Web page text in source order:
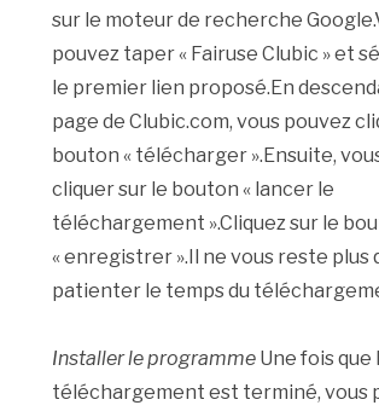
sur le moteur de recherche
pouvez taper « Fairuse Clubic » et
le premier lien proposé.En
page de Clubic.com, vous pouvez
bouton « télécharger ».Ensuite,
cliquer sur le bouton « lancer le
téléchargement ».Cliquez sur le
« enregistrer ».Il ne vous reste plus
patienter le temps du
Installer le programme Une fois que
téléchargement est terminé, vous